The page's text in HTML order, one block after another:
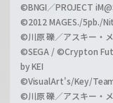
©BNGI／PROJECT
©2012 MAGES./5pb./
©川原 礫／アスキー・
©SEGA / ©Crypton
by KEI
©VisualArt's/Key/
©川原 礫／アスキー・